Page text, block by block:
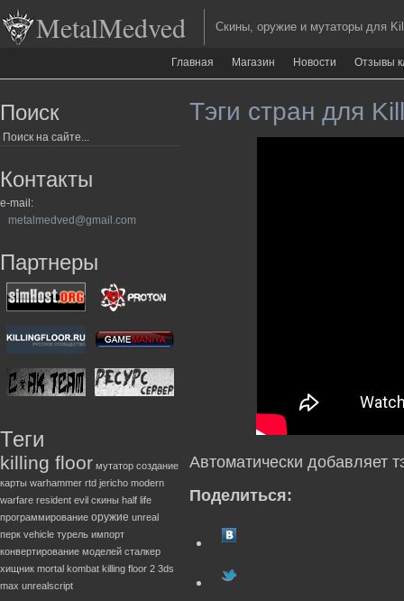
MetalMedved Скины, оружие и мутаторы для
Главная Магазин Новости Отзывы
Поиск
Контакты
e-mail:
metalmedved@gmail.com
Партнеры
Теги
killing floor мутатор создание
карты warhammer rtd jericho modern
warfare resident evil скины half life
программирование оружие unreal
перк vehicle турель импорт
конвертирование моделей сталкер
хищник mortal kombat killing floor 2 3ds
max unrealscript
Тэги стран для
Автоматически добавляет
Поделиться: